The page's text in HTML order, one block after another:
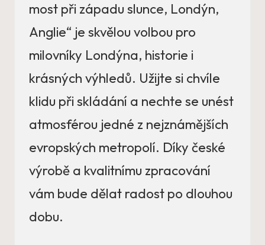
most při západu slunce, Londýn,
Anglie“ je skvělou volbou pro
milovníky Londýna, historie i
krásných výhledů. Užijte si chvíle
klidu při skládání a nechte se unést
atmosférou jedné z nejznámějších
evropských metropolí. Díky české
výrobě a kvalitnímu zpracování
vám bude dělat radost po dlouhou
dobu.